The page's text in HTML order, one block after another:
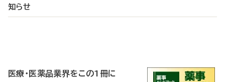
知らせ
医療・医薬品業界をこの1冊に